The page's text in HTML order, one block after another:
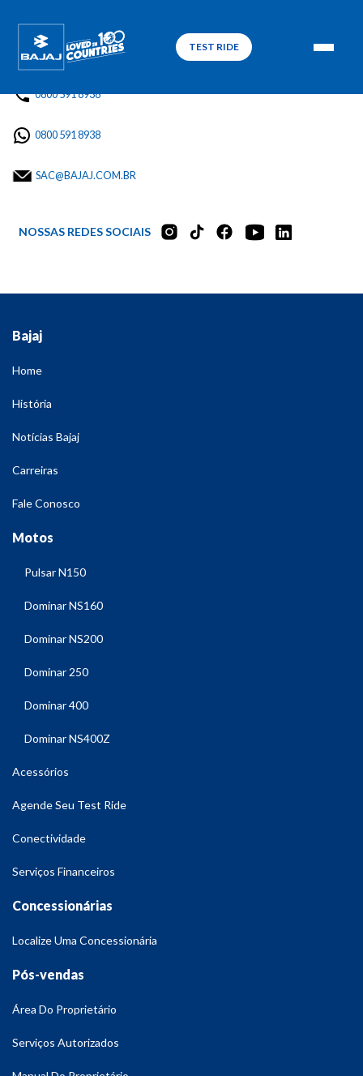
TEST RIDE
0800 591 8938
0800 591 8938
SAC@BAJAJ.COM.BR
NOSSAS REDES SOCIAIS
Bajaj
Home
História
Notícias Bajaj
Carreiras
Fale Conosco
Motos
Pulsar N150
Dominar NS160
Dominar NS200
Dominar 250
Dominar 400
Dominar NS400Z
Acessórios
Agende Seu Test Ride
Conectividade
Serviços Financeiros
Concessionárias
Localize Uma Concessionária
Pós-vendas
Área Do Proprietário
Serviços Autorizados